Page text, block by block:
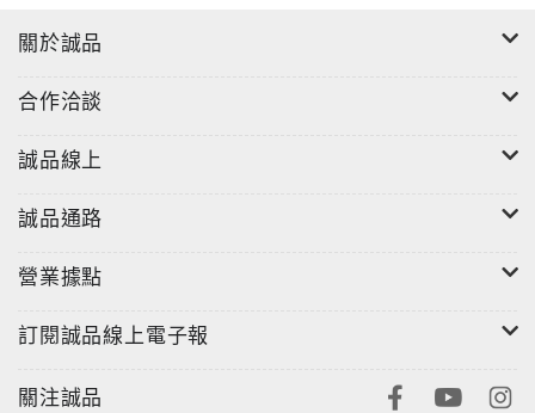
關於誠品
合作洽談
誠品線上
誠品通路
營業據點
訂閱誠品線上電子報
關注誠品